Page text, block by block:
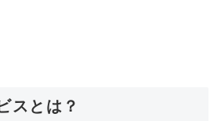
スとは？